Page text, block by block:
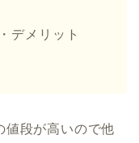
デメリット
値段が高いので他